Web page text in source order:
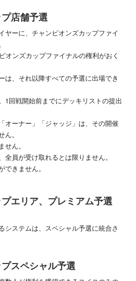
店舗予選
ヤーに、チャンピオンズカップファイ
オンズカップファイナルの権利がおく
は、それ以降すべての予選に出場でき
1回戦開始前までにデッキリストの提出
オーナー」「ジャッジ」は、その開催
。
ん。
全員が受け取れるとは限りません。
できません。
エリア、プレミアム予選
システムは、スペシャル予選に統合さ
スペシャル予選